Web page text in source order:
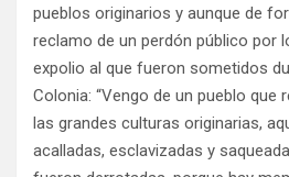
pueblos originarios y aunque de
reclamo de un perdón público por
expolio al que fueron sometidos
Colonia: “Vengo de un pueblo que
las grandes culturas originarias,
acalladas, esclavizadas y